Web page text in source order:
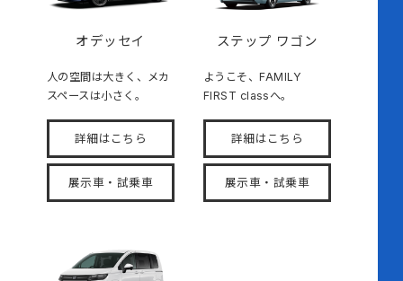
オデッセイ
人の空間は大きく、メカ
スペースは小さく。
詳細はこちら
展示車・試乗車
ステップ ワゴン
ようこそ、FAMILY
FIRST classへ。
詳細はこちら
展示車・試乗車